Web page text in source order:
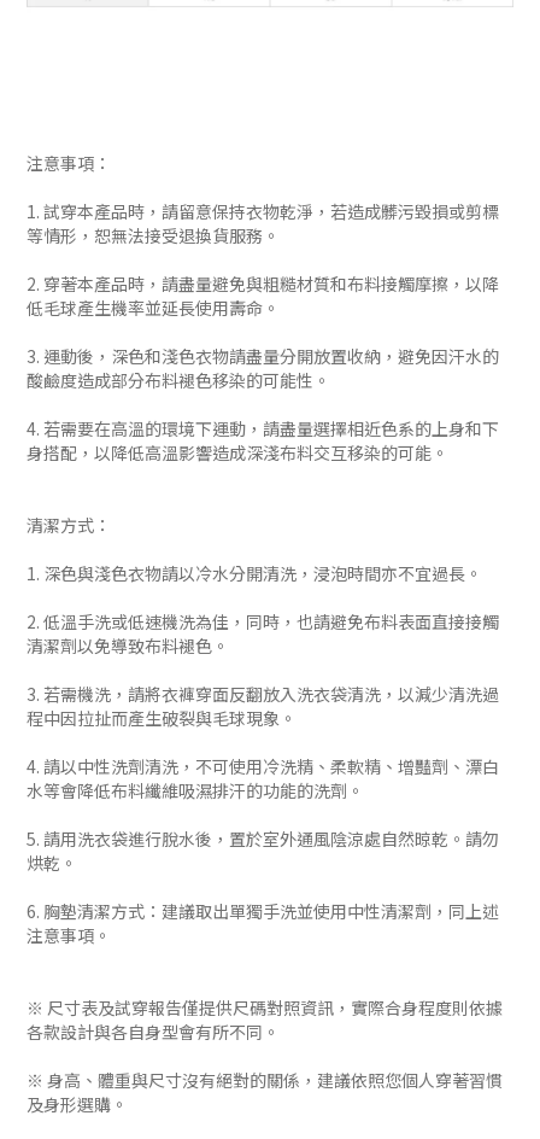
注意事項：
1. 試穿本產品時，請留意保持衣物乾淨，若造成髒污毀損或剪標
等情形，恕無法接受退換貨服務。
2. 穿著本產品時，請盡量避免與粗糙材質和布料接觸摩擦，以降
低毛球產生機率並延長使用壽命。
3. 運動後，深色和淺色衣物請盡量分開放置收納，避免因汗水的
酸鹼度造成部分布料褪色移染的可能性。
4. 若需要在高溫的環境下運動，請盡量選擇相近色系的上身和下
身搭配，以降低高溫影響造成深淺布料交互移染的可能。
清潔方式：
1. 深色與淺色衣物請以冷水分開清洗，浸泡時間亦不宜過長。
2. 低溫手洗或低速機洗為佳，同時，也請避免布料表面直接接觸
清潔劑以免導致布料褪色。
3. 若需機洗，請將衣褲穿面反翻放入洗衣袋清洗，以減少清洗過
程中因拉扯而產生破裂與毛球現象。
4. 請以中性洗劑清洗，不可使用冷洗精、柔軟精、增豔劑、漂白
水等會降低布料纖維吸濕排汗的功能的洗劑。
5. 請用洗衣袋進行脫水後，置於室外通風陰涼處自然晾乾。請勿
烘乾。
6. 胸墊清潔方式：建議取出單獨手洗並使用中性清潔劑，同上述
注意事項。
※ 尺寸表及試穿報告僅提供尺碼對照資訊，實際合身程度則依據
各款設計與各自身型會有所不同。
※ 身高、體重與尺寸沒有絕對的關係，建議依照您個人穿著習慣
及身形選購。